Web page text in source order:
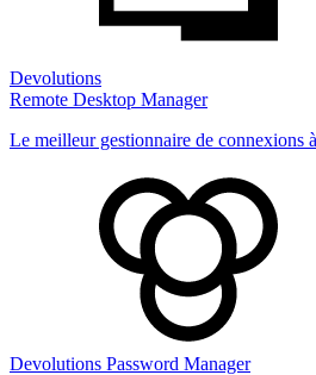
Devolutions
Remote Desktop Manager
Le meilleur gestionnaire de connexions
Devolutions Password Manager